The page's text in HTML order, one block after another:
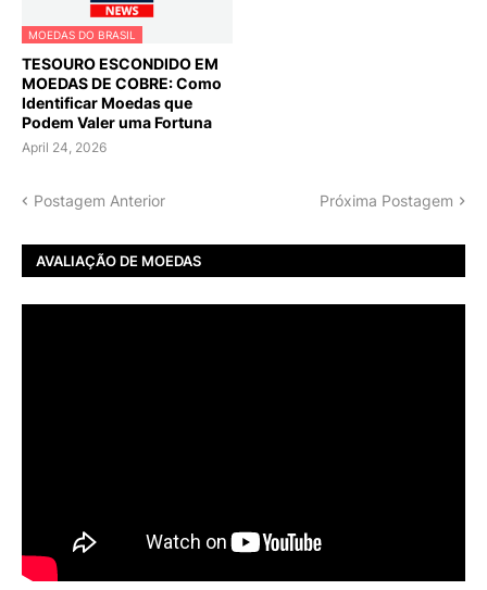
MOEDAS DO BRASIL
TESOURO ESCONDIDO EM
MOEDAS DE COBRE: Como
Identificar Moedas que
Podem Valer uma Fortuna
April 24, 2026
Postagem Anterior Próxima Postagem
AVALIAÇÃO DE MOEDAS